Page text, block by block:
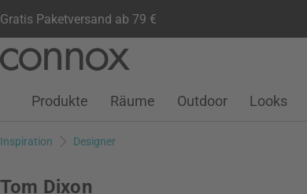
Gratis Paketversand ab 79 €
Seiteninhalt
Suchfeld
Kundenkonto
Wunschliste
Warenkorb
Produkte Räume Outdoor Looks
Inspiration Designer
Tom Dixon